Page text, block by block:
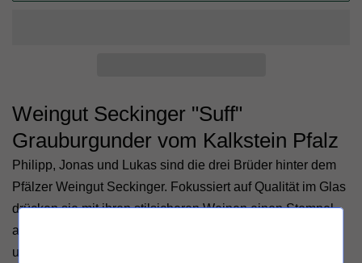
Weingut Seckinger "Suff"
Grauburgunder vom Kalkstein Pfalz
Philipp, Jonas und Lukas sind die drei Brüder hinter dem
Pfälzer Weingut Seckinger. Fokussiert auf Qualität im Glas
drücken sie mit ihren stilsicheren Weinen einen Stempel
auf die deutsche Weinszene. Das finden wir mehr als gut
und stempeln deshalb mit - beim